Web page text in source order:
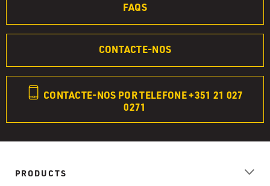
FAQS
CONTACTE-NOS
CONTACTE-NOS POR TELEFONE +351 21 027
0271
PRODUCTS